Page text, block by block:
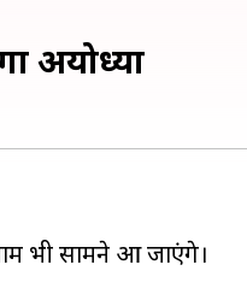
अयोध्या
भी सामने आ जाएंगे।